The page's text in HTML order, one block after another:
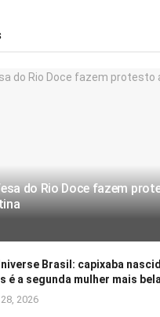
do Rio Doce fazem
Brasil: capixaba
é a segunda mulher mais
2026